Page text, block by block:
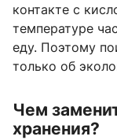
контакте с
температуре
еду. Поэтому
только об
Чем
хранения?